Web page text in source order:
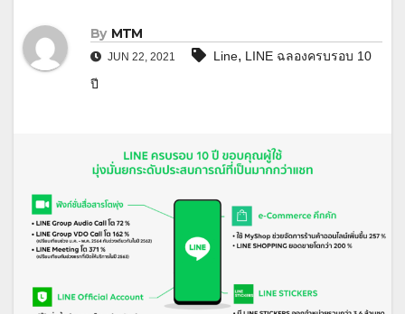
By MTM
JUN 22, 2021 Line, LINE ฉลองครบรอบ 10
ปี